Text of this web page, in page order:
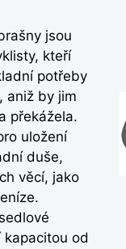
jsou
kteří
potřeby
aniž by jim
překážela.
uložení
duše,
věcí, jako
kapacitou od